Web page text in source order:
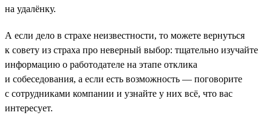
на удалёнку.
А если дело в страхе неизвестности, то можете вернуться
к совету из страха про неверный выбор: тщательно изучайте
информацию о работодателе на этапе отклика
и собеседования, а если есть возможность — поговорите
с сотрудниками компании и узнайте у них всё, что вас
интересует.